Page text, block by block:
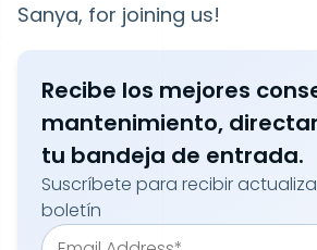
Sanya, for joining us!
Recibe los mejores
mantenimiento,
tu bandeja de entrada.
Suscríbete para recibir
boletín